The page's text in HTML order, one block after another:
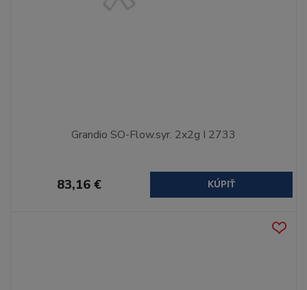
Grandio SO-Flow.syr. 2x2g I 2733
83,16 € KÚPIŤ